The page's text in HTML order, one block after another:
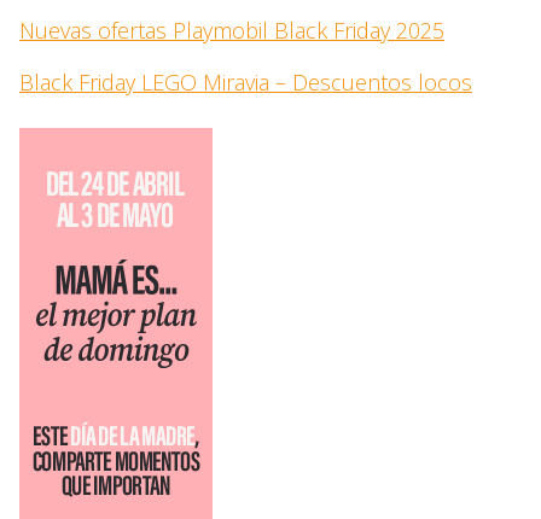
Nuevas ofertas Playmobil Black Friday 2025
Black Friday LEGO Miravia – Descuentos locos